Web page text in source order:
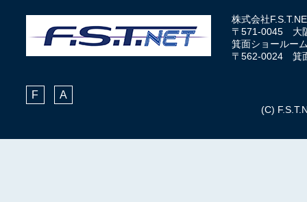
株式会社
〒571-0045 大
箕面ショール
〒562-0024 箕
F A
(C)